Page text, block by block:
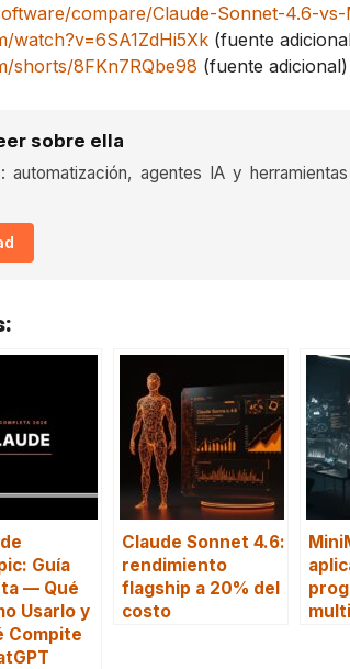
compare/Claude-Sonnet-4.6-
watch?v=6SA1ZdHi5Xk (fuente
shorts/8FKn7RQbe98 (fuente adicional)
sobre ella
automatización, agentes IA y
Guía
— Qué
Usarlo y
Compite
Claude Sonnet 4.6:
rendimiento
flagship a 20% del
costo